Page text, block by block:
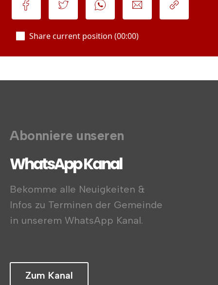
Abonniere unseren
WhatsApp Kanal
Bekomme alle Neuigkeiten &
Infos zu Terminen der Gemeinde
in unserem WhatsApp Kanal.
Zum Kanal